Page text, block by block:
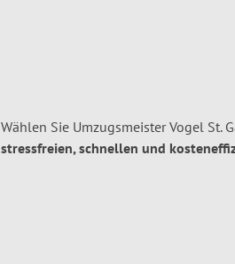
Wählen Sie Umzugsmeister Vogel St.
stressfreien, schnellen und